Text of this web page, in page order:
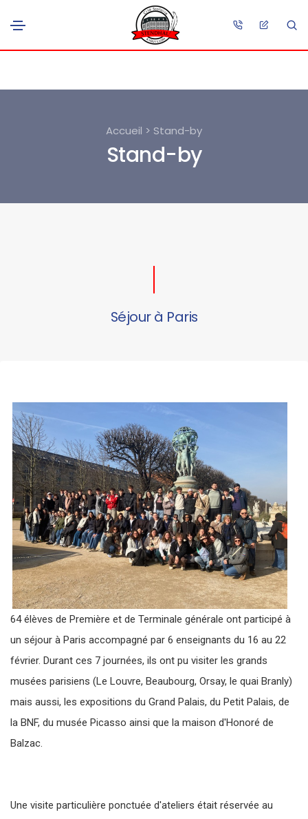
Accueil > Stand-by
Stand-by
Séjour à Paris
64 élèves de Première et de Terminale générale ont participé à
un séjour à Paris accompagné par 6 enseignants du 16 au 22
février. Durant ces 7 journées, ils ont pu visiter les grands
musées parisiens (Le Louvre, Beaubourg, Orsay, le quai Branly)
mais aussi, les expositions du Grand Palais, du Petit Palais, de
la BNF, du musée Picasso ainsi que la maison d'Honoré de
Balzac.
Une visite particulière ponctuée d'ateliers était réservée au